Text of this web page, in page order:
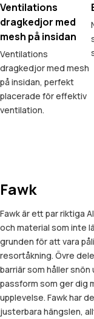
Ventilations
dragkedjor med
mesh på insidan
Ventilations
dragkedjor med mesh
på insidan, perfekt
placerade för effektiv
ventilation.
Fawk
Fawk är ett par riktiga
och material som inte
grunden för att vara
resortåkning. Övre
barriär som håller
passform som ger dig
upplevelse. Fawk har
justerbara hängslen,